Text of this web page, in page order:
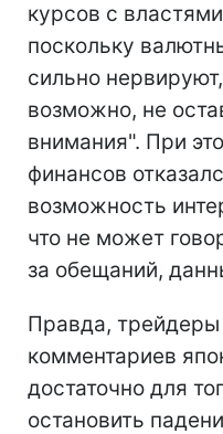
курсов с властями
поскольку
сильно
возможно, не
внимания". При
финансов
возможность
что не может
за обещаний,
Правда,
комментариев
достаточно для
остановить